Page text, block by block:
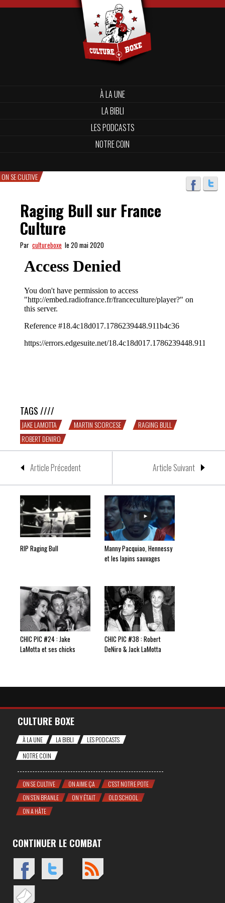
À LA UNE
LA BIBLI
LES PODCASTS
NOTRE COIN
ON SE CULTIVE
Raging Bull sur France
Culture
Par cultureboxe le 20 mai 2020
TAGS ////
JAKE LAMOTTA MARTIN SCORCESE
RAGING BULL
ROBERT DENIRO
Article Précedent Article Suivant
RIP Raging Bull
Manny Pacquiao, Hennessy
et les lapins sauvages
CHIC PIC #24 : Jake
LaMotta et ses chicks
CHIC PIC #38 : Robert
DeNiro & Jack LaMotta
CULTURE BOXE
À LA UNE LA BIBLI
LES PODCASTS
NOTRE COIN
ON SE CULTIVE ON AIME ÇA
C'EST NOTRE POTE
ON S'EN BRANLE
ON Y ÉTAIT
OLD SCHOOL
ON A HÂTE
CONTINUER LE COMBAT